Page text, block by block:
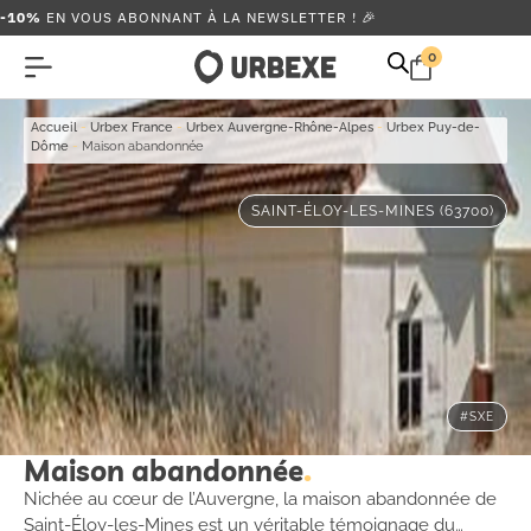
-10% EN VOUS ABONNANT À LA NEWSLETTER ! 🎉
0
Accueil - Urbex France - Urbex Auvergne-Rhône-Alpes - Urbex Puy-de-
Dôme - Maison abandonnée
SAINT-ÉLOY-LES-MINES (63700)
#SXE
Maison abandonnée
Nichée au cœur de l’Auvergne, la maison abandonnée de
Saint-Éloy-les-Mines est un véritable témoignage du